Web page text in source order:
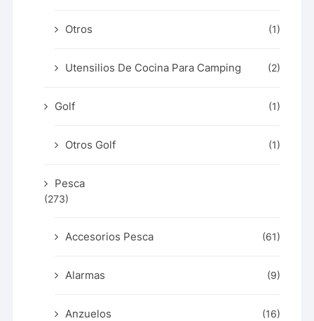
Otros (1)
Utensilios De Cocina Para Camping (2)
Golf (1)
Otros Golf (1)
Pesca
(273)
Accesorios Pesca (61)
Alarmas (9)
Anzuelos (16)